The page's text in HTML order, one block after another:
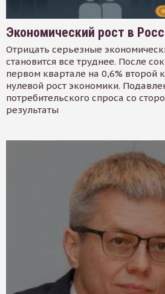
Экономический рост в
Отрицать серьезные
становится все труднее. После
первом квартале на 0,6% второй
нулевой рост экономики.
потребительского спроса со
результаты